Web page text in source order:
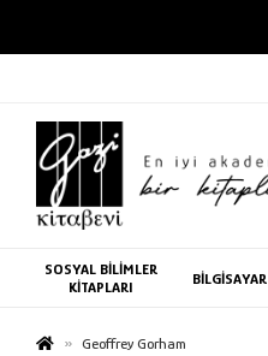
SOSYAL BİLİMLER
KİTAPLARI
BİLGİSAYAR
Geoffrey Gorham